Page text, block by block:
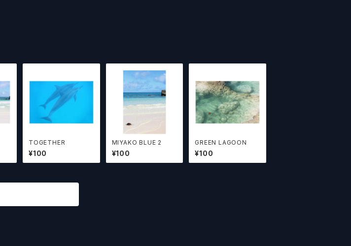
TOGETHER
¥100
MIYAKO BLUE 2
¥100
GREEN LAGOON
¥100